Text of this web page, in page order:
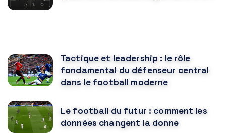
Tactique et leadership : le rôle
fondamental du défenseur central
dans le football moderne
Le football du futur : comment les
données changent la donne